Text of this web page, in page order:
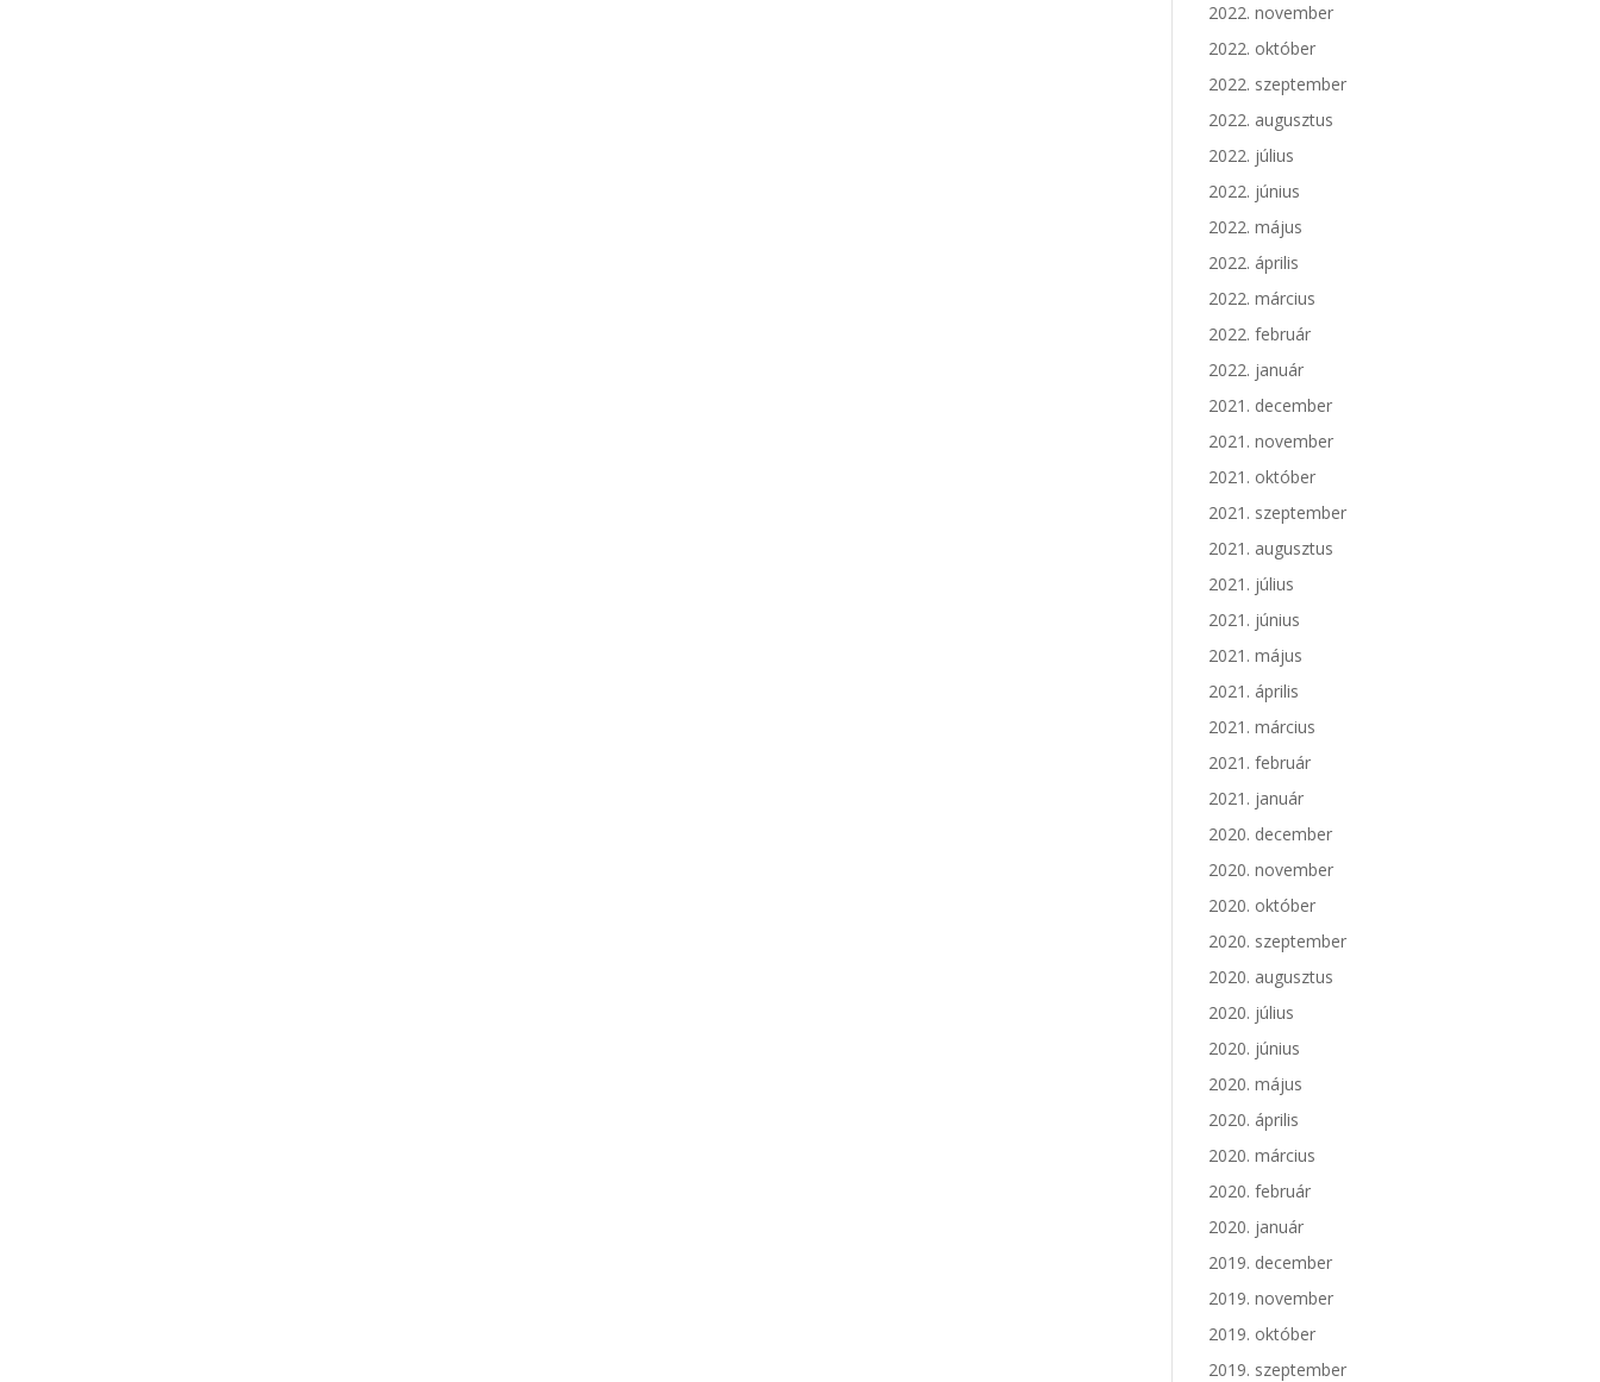
2022. november
2022. október
2022. szeptember
2022. augusztus
2022. július
2022. június
2022. május
2022. április
2022. március
2022. február
2022. január
2021. december
2021. november
2021. október
2021. szeptember
2021. augusztus
2021. július
2021. június
2021. május
2021. április
2021. március
2021. február
2021. január
2020. december
2020. november
2020. október
2020. szeptember
2020. augusztus
2020. július
2020. június
2020. május
2020. április
2020. március
2020. február
2020. január
2019. december
2019. november
2019. október
2019. szeptember